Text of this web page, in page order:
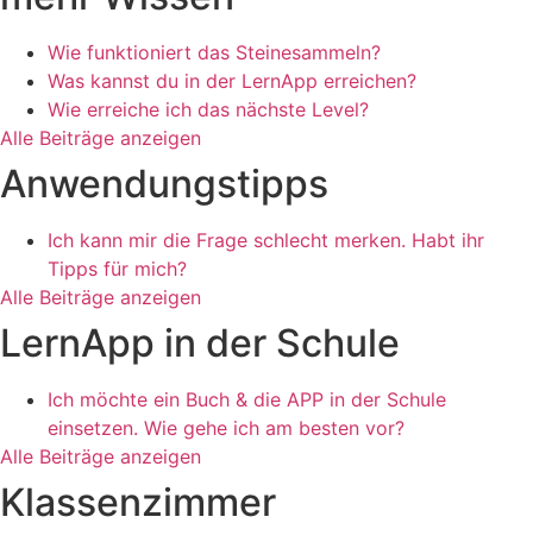
Wie funktioniert das Steinesammeln?
Was kannst du in der LernApp erreichen?
Wie erreiche ich das nächste Level?
Alle Beiträge anzeigen
Anwendungstipps
Ich kann mir die Frage schlecht merken. Habt ihr
Tipps für mich?
Alle Beiträge anzeigen
LernApp in der Schule
Ich möchte ein Buch & die APP in der Schule
einsetzen. Wie gehe ich am besten vor?
Alle Beiträge anzeigen
Klassenzimmer